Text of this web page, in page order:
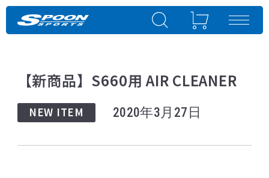
【新商品】S660用 AIR CLEANER
NEW ITEM 2020年3月27日